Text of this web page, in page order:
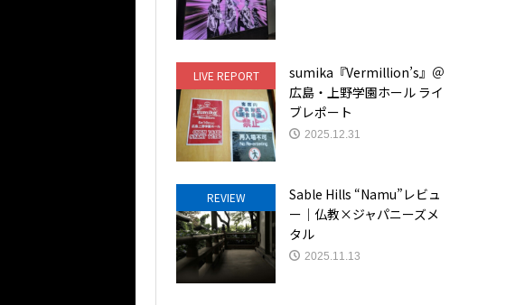
LIVE REPORT
sumika『Vermillion’s』＠
広島・上野学園ホール ライ
ブレポート
2025.12.31
REVIEW
Sable Hills “Namu”レビュ
ー｜仏教×ジャパニーズメ
タル
2025.11.13